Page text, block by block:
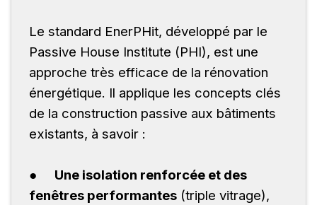
Le standard EnerPHit, développé par le
Passive House Institute (PHI), est une
approche très efficace de la rénovation
énergétique. Il applique les concepts clés
de la construction passive aux bâtiments
existants, à savoir :
● Une isolation renforcée et des
fenêtres performantes (triple vitrage),